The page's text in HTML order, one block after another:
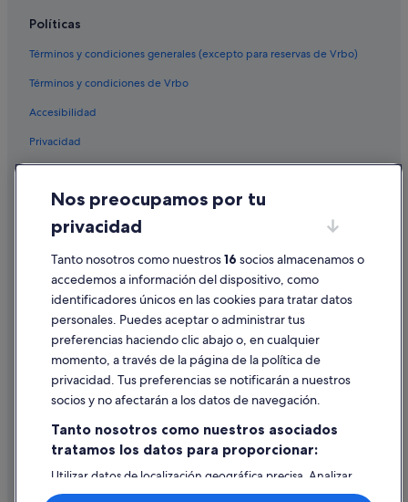
Princess Hotels en Callao Salvaje
Barcelo hoteles en Playa Paraíso
Hoteles de 5 estrellas en Playa Paraíso
Hoteles con todo incluido en Tenerife
Hoteles con wifi en Playa Paraíso
Hoteles en la playa en Callao Salvaje
Hoteles cerca de Parque nacional La Caleta
Best Hotels en Playa Paraíso
Iberostar hoteles en Playa Paraíso
Hoteles de 3 estrellas en Playa Paraíso
Hoteles con restaurante en Playa Paraíso
Hoteles con wifi en Armeñime
Políticas
Términos y condiciones generales (excepto para reservas de Vrbo)
Términos y condiciones de Vrbo
Accesibilidad
Privacidad
Condiciones de uso
Información legal/contacto
Pautas sobre el contenido y cómo denunciar contenido
Ayuda
Cancelar un vuelo
Cancelar una reserva de hotel o de un alquiler vacacional
Utilizar un cupón de Expedia
Documentos para viajes internacionales
Nos preocupamos por tu
privacidad
Tanto nosotros como nuestros16 socios almacenamos o
accedemos a información del dispositivo, como
identificadores únicos en las cookies para tratar datos
personales. Puedes aceptar o administrar tus
preferencias haciendo clic abajo o, en cualquier
momento, a través de la página de la política de
privacidad. Tus preferencias se notificarán a nuestros
socios y no afectarán a los datos de navegación.
Tanto nosotros como nuestros asociados
tratamos los datos para proporcionar:
Utilizar datos de localización geográfica precisa. Analizar
activamente las características del dispositivo para su